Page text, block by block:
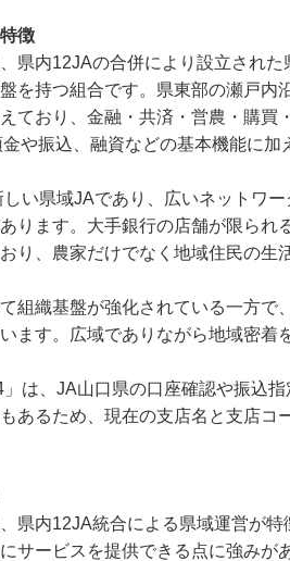
徴
県内12JAの合併により設立され
を持つ組合です。県東部の瀬戸内
ており、金融・共済・営農・購買
や振込、融資などの基本機能に
い県域JAであり、広いネットワ
ります。大手銀行の店舗が限られ
り、農家だけでなく地域住民の生
組織基盤が強化されている一方で
ます。広域でありながら地域密着
は、JA山口県の口座確認や振込
あるため、現在の支店名と支店コ
県内12JA統合による県域運営が
サービスを提供できる点に強みが